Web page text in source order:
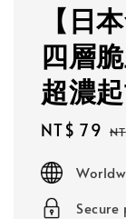
【日
四層
超濃
Sale
NT$ 79
Secure